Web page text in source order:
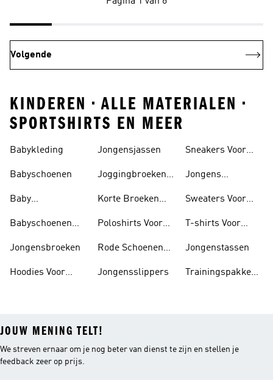
Volgende
KINDEREN • ALLE MATERIALEN •
SPORTSHIRTS EN MEER
Babykleding
Babyschoenen
Baby
Babyschoenen
Jongensbroeken
Hoodies Voor
Jongensjassen
Joggingbroeken
Korte Broeken
Poloshirts Voor
Rode Schoenen
Jongensslippers
Sneakers Voor
Jongens
Sweaters Voor
T-shirts Voor
Jongenstassen
Trainingspakken
JOUW MENING TELT!
We streven ernaar om je nog beter van dienst te zijn en stellen je
feedback zeer op prijs.